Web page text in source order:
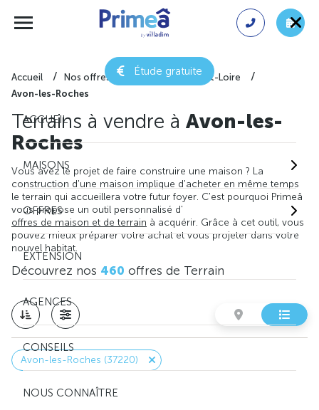
Étude gratuite
ACCUEIL
MAISONS
OFFRES
EXTENSION
AGENCES
CONSEILS
NOUS CONNAÎTRE
Accueil Nos offres de terrain
Indre-et-Loire
Avon-les-Roches
Terrains à vendre à Avon-les-
Roches
Vous avez le projet de faire construire une maison ? La
construction d'une maison implique d'acheter en même temps
le terrain qui accueillera votre futur foyer. C'est pourquoi Primeâ
vous propose un outil personnalisé d'
offres de maison et de terrain à acquérir. Grâce à cet outil, vous
pouvez mieux préparer votre achat et vous projeter dans votre
nouvel habitat.
Découvrez nos 460 offres de Terrain
Avon-les-Roches (37220)